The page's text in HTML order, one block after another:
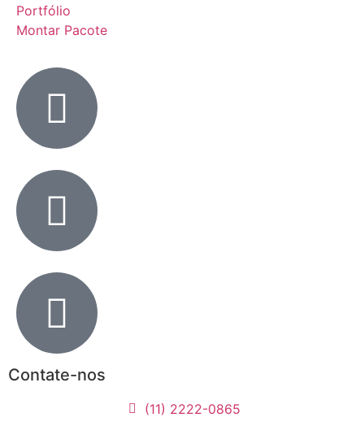
Portfólio
Montar Pacote
Contate-nos
(11) 2222-0865